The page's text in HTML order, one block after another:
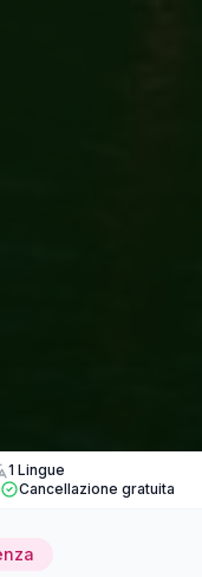
1 Lingue
Cancellazione gratuita